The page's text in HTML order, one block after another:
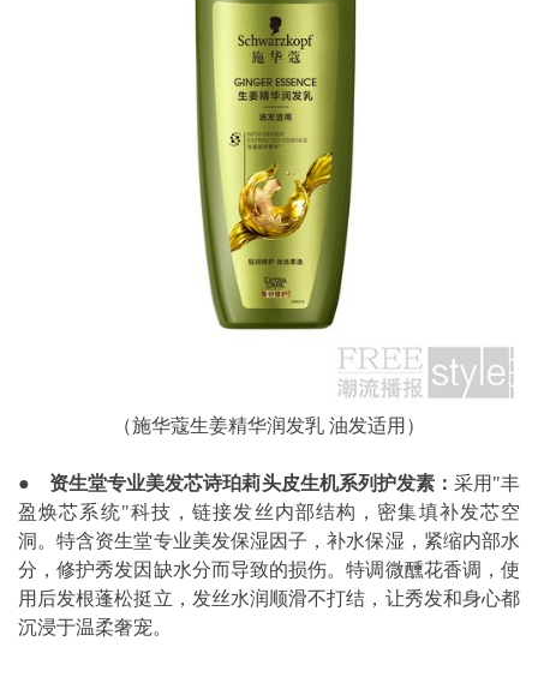
（施华蔻生姜精华润发乳 油发适用）
● 资生堂专业美发芯诗珀莉头皮生机系列护发素： 采用"丰
盈焕芯系统"科技，链接发丝内部结构，密集填补发芯空
洞。特含资生堂专业美发保湿因子，补水保湿，紧缩内部水
分，修护秀发因缺水分而导致的损伤。特调微醺花香调，使
用后发根蓬松挺立，发丝水润顺滑不打结，让秀发和身心都
沉浸于温柔奢宠。